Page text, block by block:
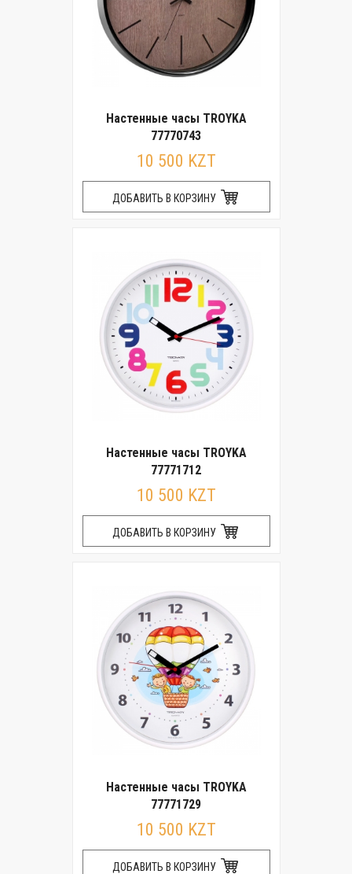
Настенные часы TROYKA
77770743
10 500 KZT
ДОБАВИТЬ В КОРЗИНУ
Настенные часы TROYKA
77771712
10 500 KZT
ДОБАВИТЬ В КОРЗИНУ
Настенные часы TROYKA
77771729
10 500 KZT
ДОБАВИТЬ В КОРЗИНУ